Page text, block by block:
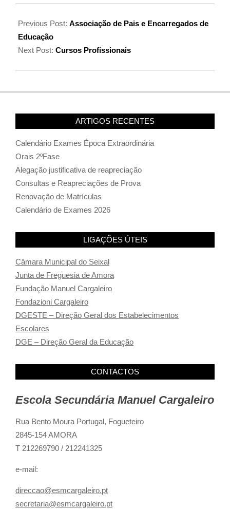
Previous Post: Associação de Pais e Encarregados de
Educação
Next Post: Cursos Profissionais
ARTIGOS RECENTES
Calendário Exames Época Extraordinária
Orais 2ºFase
Alegação justificativa de reapreciação
Consultas e Reapreciações de Prova
Renovação de Matrículas
Calendário de Exames 2026
LIGAÇÕES ÚTEIS
Câmara Municipal do Seixal
Junta de Freguesia de Amora
Fundação Manuel Cargaleiro
Fondazioni Cargaleiro
DGESTE – Direção Geral dos Estabelecimentos
Escolares
DGE – Direção Geral da Educação
CONTACTOS
Escola Secundária Manuel Cargaleiro
Rua Bento Moura Portugal, Fogueteiro
2845-154 AMORA
T 212269790 / 212241325
e-mail:
direccao@esmcargaleiro.pt
secretaria@esmcargaleiro.pt